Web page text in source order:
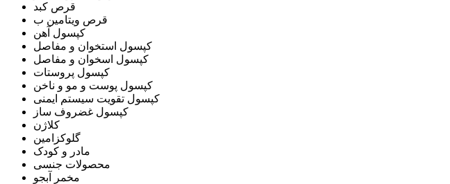
قرص کبد
قرص ویتامین ب
کپسول آهن
کپسول استخوان و مفاصل
کپسول اسخوان و مفاصل
کپسول پروستات
کپسول پوست و مو و ناخن
کپسول تقویت سیستم ایمنی
کپسول غضروف ساز
کلاژن
گلوکزامین
مادر و کودک
محصولات جنسی
مخمر آبجو